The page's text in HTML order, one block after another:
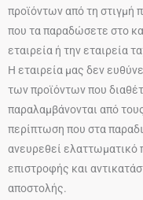
προϊόντων από τη στιγμή
που τα παραδώσετε στο
εταιρεία ή την εταιρεία
Η εταιρεία μας δεν
των προϊόντων που
παραλαμβάνονται από
περίπτωση που στα
ανευρεθεί ελαττωματικό
επιστροφής και
αποστολής.